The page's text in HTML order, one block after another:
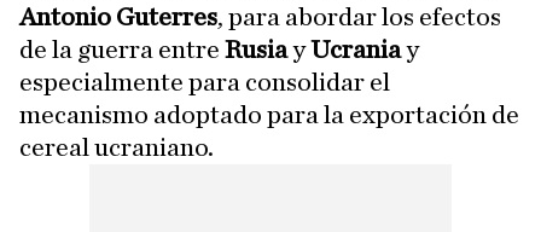
Antonio Guterres, para abordar los efectos
de la guerra entre RusiayUcraniay
especialmente para consolidar el
mecanismo adoptado para la exportación de
cereal ucraniano.